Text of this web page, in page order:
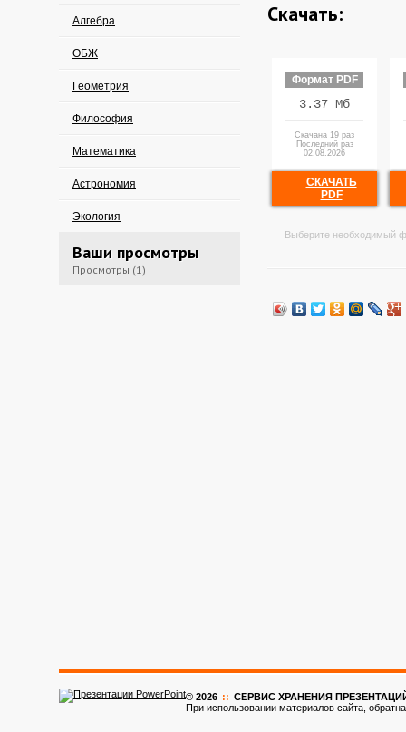
Алгебра
ОБЖ
Геометрия
Философия
Математика
Астрономия
Экология
Ваши просмотры
Просмотры (1)
Скачать:
Формат PDF
3.37 Мб
Скачана 19 раз
Последний раз
02.08.2026
СКАЧАТЬ
PDF
Выберите необходимый
© 2026 :: CЕРВИС ХРАНЕНИЯ ПРЕЗЕНТАЦИЙ
При использовании материалов сайта,